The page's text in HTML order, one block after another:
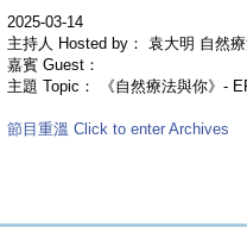
2025-03-14
主持人 Hosted by： 袁大明 自然
嘉賓 Guest：
主題 Topic： 《自然療法與你》-
節目重溫 Click to enter Archives